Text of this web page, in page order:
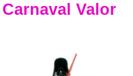
Valor